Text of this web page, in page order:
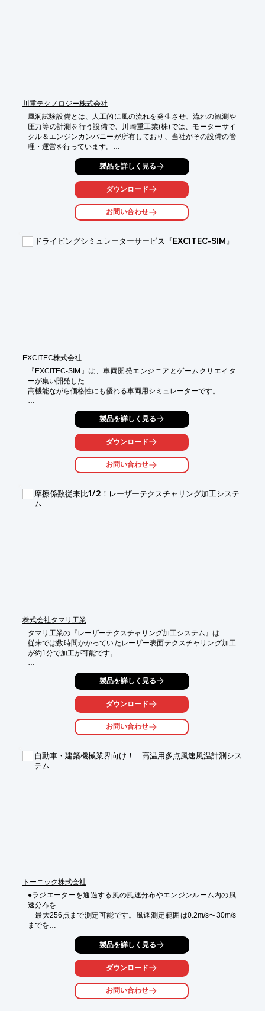
川重テクノロジー株式会社
風洞試験設備とは、人工的に風の流れを発生させ、流れの観測や
圧力等の計測を行う設備で、川崎重工業(株)では、モーターサイ
クル＆エンジンカンパニーが所有しており、当社がその設備の管
理・運営を行っています。
この風洞設備は、2009年に竣工した二輪用実車風洞で、原寸大
の開発車両の試験を行うことができ、Ninja H2／H2R、ZX-10R
をはじめとする量産車や、スーパーバイク世界選手権（SBK）等
のレース車両の開発試験も行っています。カワサキレーシングチ
ーム所属のトム・サイクス選手（2013年度チャンピオン）やジョ
ナサン・レイ選手（2015・2016年度チャンピオン）も訪れ、試
験に参加しました。
※詳しくはPDF資料をご覧いただくか、お気軽にお問い合わせ下
さい。
製品を詳しく見る
ダウンロード
お問い合わせ
ドライビングシミュレーターサービス『EXCITEC-SIM』
EXCITEC株式会社
『EXCITEC-SIM』は、車両開発エンジニアとゲームクリエイタ
ーが集い開発した
高機能ながら価格性にも優れる車両用シミュレーターです。
お客様の用途や環境に応じた適したご提案を心がけ、
ハードやソフトのご提供に留まらずその先に実現する“利用価
値”を重視しました。
■ソフトからハードまで総合力による“ワンストップなコンサルテ
ィングサービス”
■多くのユースケースが想定した“柔軟性”
※詳しくはPDFをダウンロードしていただくか、お気軽にお問い
製品を詳しく見る
ダウンロード
お問い合わせ
摩擦係数従来比1/2！レーザーテクスチャリング加工システ
ム
株式会社タマリ工業
タマリ工業の『レーザーテクスチャリング加工システム』は
従来では数時間かかっていたレーザー表面テクスチャリング加工
が約1分で加工が可能です。
また、高生産性と量産対応を実現しており、
現在、自動車業界を中心に注目される技術となります。
高出力フェムト秒レーザ発振器
■Amplitude社製 Tangor
■最大出力100W
■パルス幅500fs
高速走査ポリゴンスキャナ
■Raylase社製　UHHS
製品を詳しく見る
ダウンロード
お問い合わせ
自動車・建築機械業界向け！ 高温用多点風速風温計測シス
テム
トーニック株式会社
●ラジエーターを通過する風の風速分布やエンジンルーム内の風
速分布を
最大256点まで測定可能です。風速測定範囲は0.2m/s〜30m/s
までを
センサと多点風速出力ユニットで測定します。
（温度範囲は0℃〜120℃）
●センサ部は熱式風速センサと風温センサをステンレスケースに
取り付け可能。エンジンルーム内の測定ポイントにも簡単に設置
●超小型風速・風温センサを配置するため、従来のプロペラ式に
製品を詳しく見る
ダウンロード
お問い合わせ